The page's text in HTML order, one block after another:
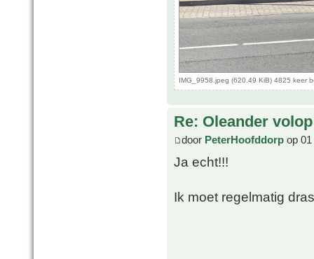
IMG_9958.jpeg (620.49 KiB) 4825 keer
Re: Oleander
door PeterHoofddorp op
Ja echt!!!
Ik moet regelmatig